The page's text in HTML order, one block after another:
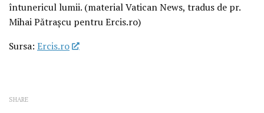
întunericul lumii. (material Vatican News, tradus de pr.
Mihai Pătrașcu pentru Ercis.ro)
Sursa: Ercis.ro
SHARE